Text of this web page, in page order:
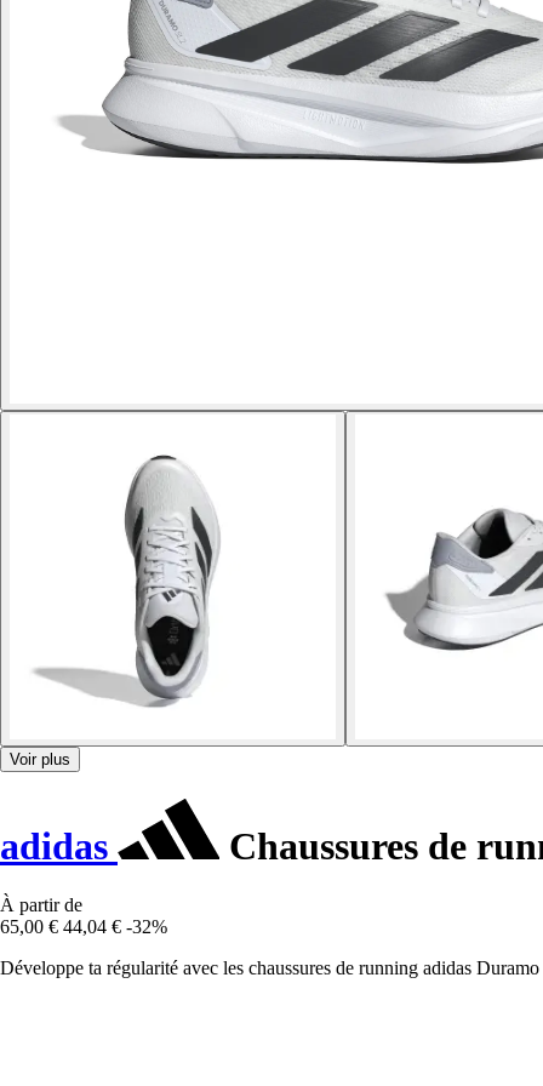
Voir plus
adidas Chaussures de
À partir de
65,00 € 44,04 € -32%
Développe ta régularité avec les chaussures de running adidas